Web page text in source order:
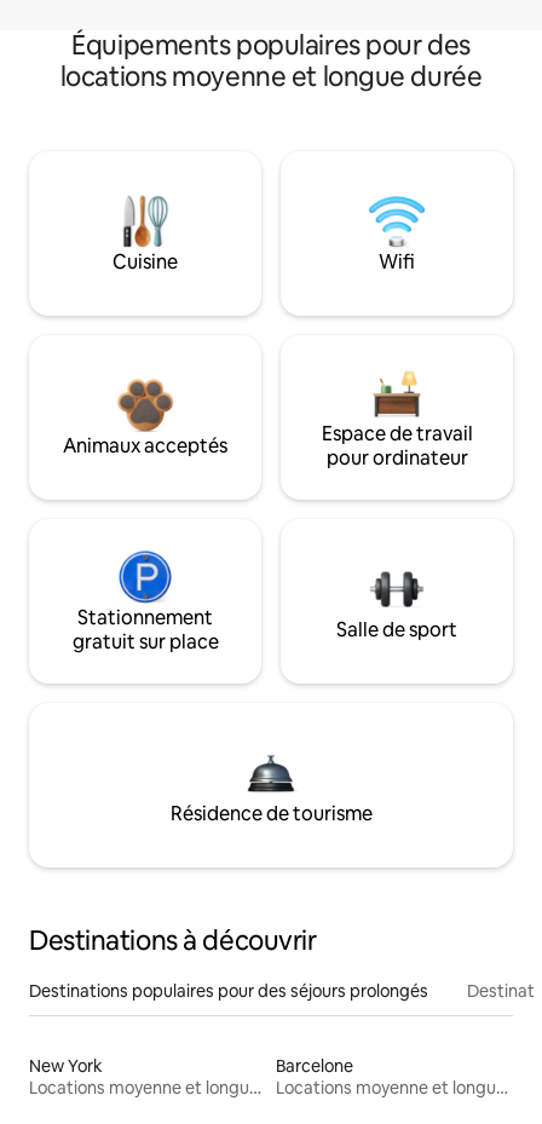
Équipements populaires pour des
locations moyenne et longue durée
Cuisine Wifi
Animaux acceptés
Espace de travail
pour ordinateur
Stationnement
gratuit sur place
Salle de sport
Résidence de tourisme
Destinations à découvrir
Destinations populaires pour des séjours prolongés
New York
Locations moyenne et longue durée
Barcelone
Locations moyenne et longue durée